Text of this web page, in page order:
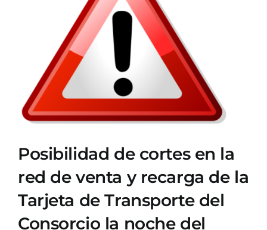
Posibilidad de cortes en la
red de venta y recarga de la
Tarjeta de Transporte del
Consorcio la noche del